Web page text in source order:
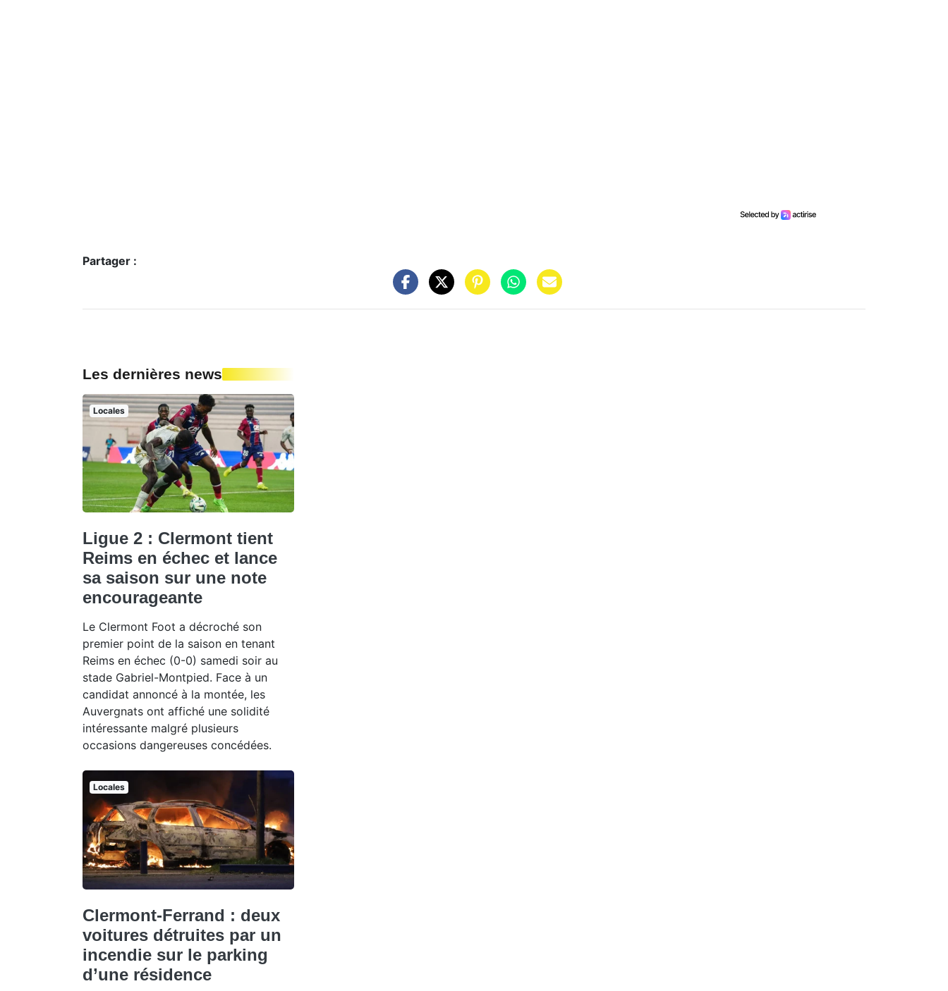
Partager :
Les dernières news
Locales
Ligue 2 : Clermont tient
Reims en échec et lance
sa saison sur une note
encourageante
Le Clermont Foot a décroché son
premier point de la saison en tenant
Reims en échec (0-0) samedi soir au
stade Gabriel-Montpied. Face à un
candidat annoncé à la montée, les
Auvergnats ont affiché une solidité
intéressante malgré plusieurs
occasions dangereuses concédées.
Locales
Clermont-Ferrand : deux
voitures détruites par un
incendie sur le parking
d’une résidence